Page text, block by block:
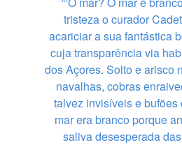
tristeza o curador
acariciar a sua fantástica
cuja transparência via
dos Açores. Solto e arisco
navalhas, cobras
talvez invisíveis e bufões
mar era branco porque
saliva desesperada